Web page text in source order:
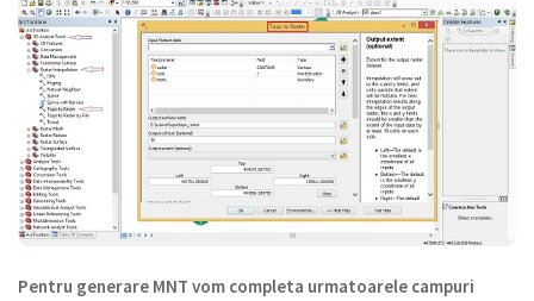
Pentru generare MNT vom completa urmatoarele campuri